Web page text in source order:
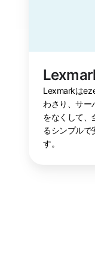
Lexmarkは
わさり、サー
をなくして、
るシンプルで
す。